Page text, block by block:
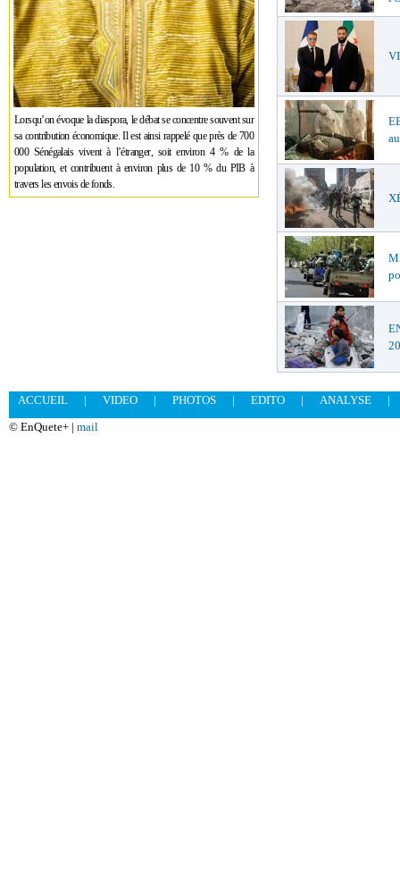
Lorsqu’on évoque la diaspora, le débat se concentre souvent sur
sa contribution économique. Il est ainsi rappelé que près de 700
000 Sénégalais vivent à l’étranger, soit environ 4 % de la
population, et contribuent à environ plus de 10 % du PIB à
travers les envois de fonds.
ACCUEIL | VIDEO | PHOTOS | EDITO | ANALYSE
|
© EnQuete+ | mail